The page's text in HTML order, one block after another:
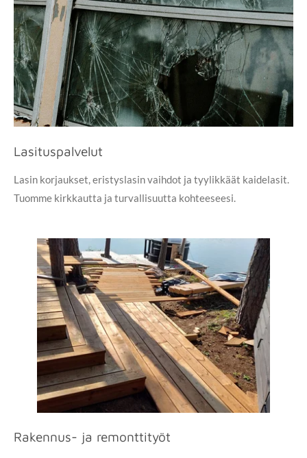
Lasituspalvelut
Lasin korjaukset, eristyslasin vaihdot ja tyylikkäät kaidelasit.
Tuomme kirkkautta ja turvallisuutta kohteeseesi.
Rakennus- ja remonttityöt